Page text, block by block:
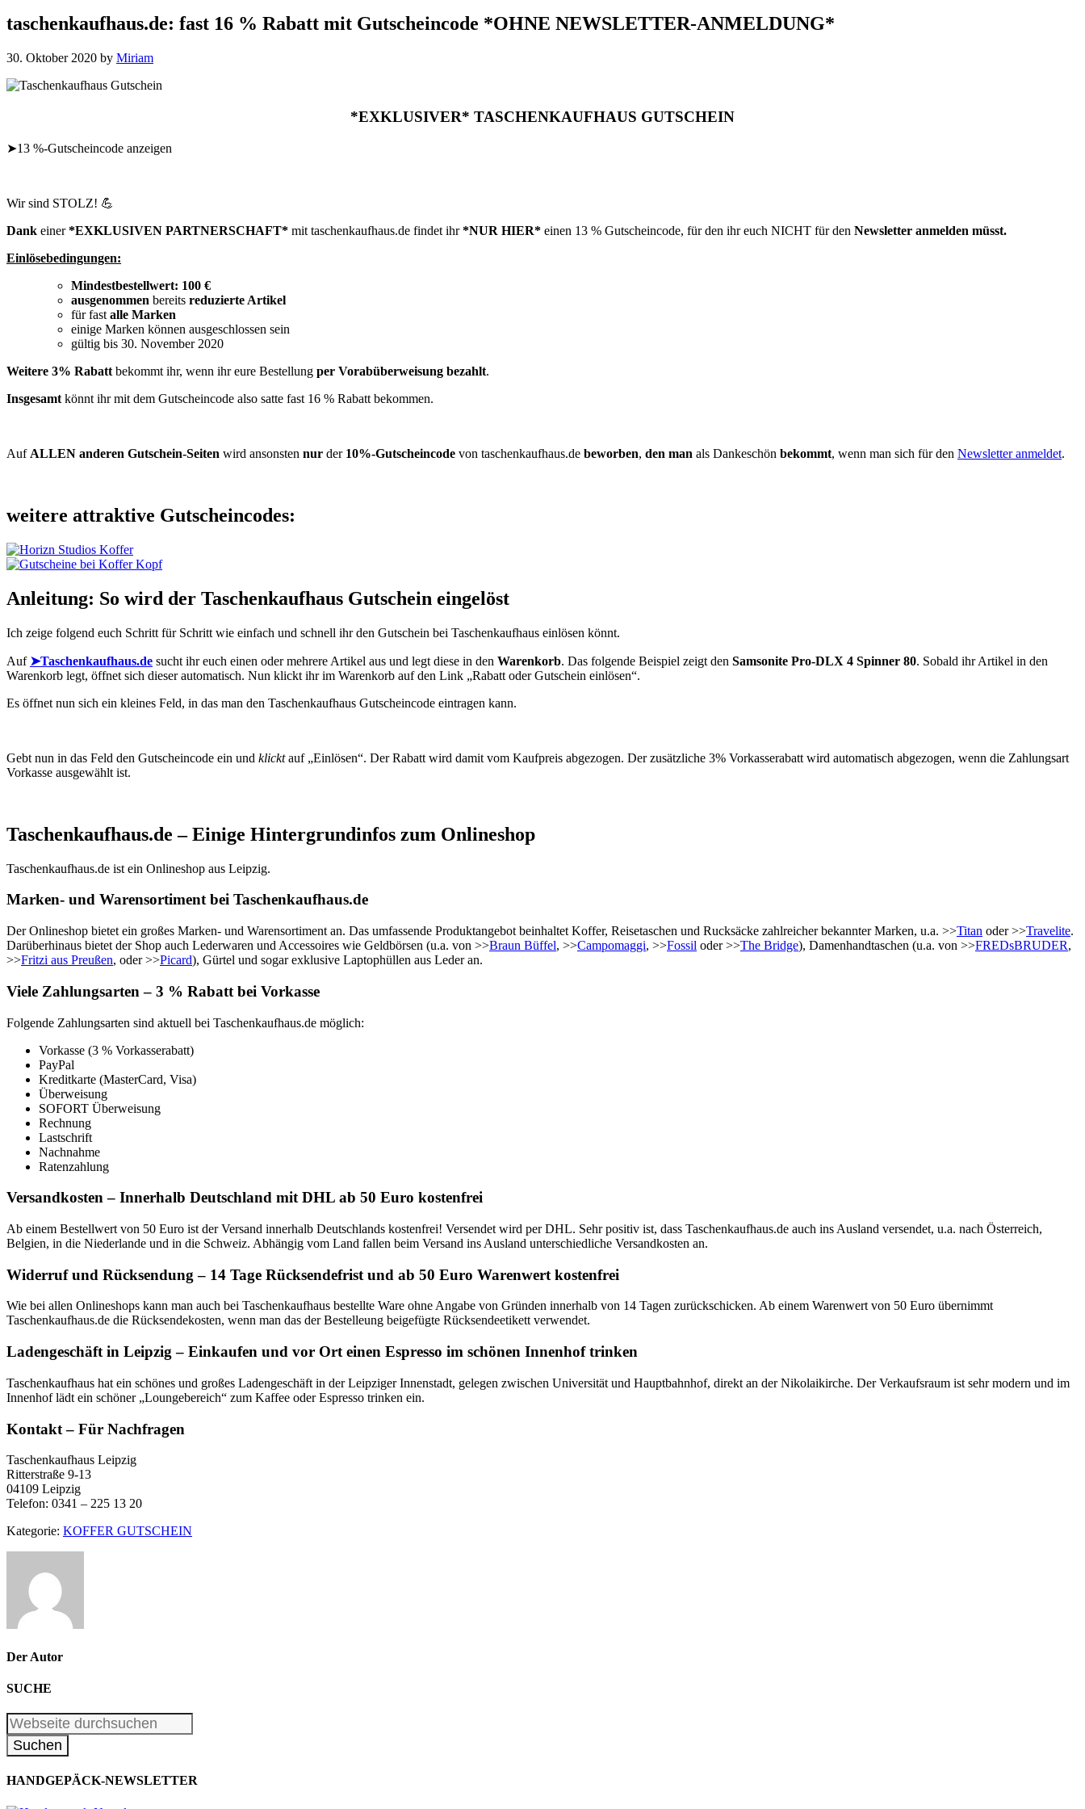
taschenkaufhaus.de: fast 16 % Rabatt mit Gutscheincode *OHNE NEWSLETTER-ANMELDUNG*
30. Oktober 2020 by Miriam
*EXKLUSIVER* TASCHENKAUFHAUS GUTSCHEIN
➤13 %-Gutscheincode anzeigen
Wir sind STOLZ! 💪
Dank einer*EXKLUSIVEN PARTNERSCHAFT* mit taschenkaufhaus.de findet ihr*NUR HIER* einen 13 % Gutscheincode, für den ihr euch NICHT für den Newsletter anmelden müsst.
Einlösebedingungen:
Mindestbestellwert: 100 €
ausgenommen bereits reduzierte Artikel
für fast alle Marken
einige Marken können ausgeschlossen sein
gültig bis 30. November 2020
Weitere 3% Rabatt bekommt ihr, wenn ihr eure Bestellung per Vorabüberweisung bezahlt.
Insgesamt könnt ihr mit dem Gutscheincode also satte fast 16 % Rabatt bekommen.
Auf ALLEN anderen Gutschein-Seiten wird ansonsten nur der 10%-Gutscheincode von taschenkaufhaus.de beworben, den man als Dankeschön bekommt, wenn man sich für den Newsletter anmeldet.
weitere attraktive Gutscheincodes:
Anleitung: So wird der Taschenkaufhaus Gutschein eingelöst
Ich zeige folgend euch Schritt für Schritt wie einfach und schnell ihr den Gutschein bei Taschenkaufhaus einlösen könnt.
Auf ➤Taschenkaufhaus.de sucht ihr euch einen oder mehrere Artikel aus und legt diese in den Warenkorb. Das folgende Beispiel zeigt den Samsonite Pro-DLX 4 Spinner 80. Sobald ihr Artikel in den
Warenkorb legt, öffnet sich dieser automatisch. Nun klickt ihr im Warenkorb auf den Link „Rabatt oder Gutschein einlösen“.
Es öffnet nun sich ein kleines Feld, in das man den Taschenkaufhaus Gutscheincode eintragen kann.
Gebt nun in das Feld den Gutscheincode ein und klicktauf „Einlösen“. Der Rabatt wird damit vom Kaufpreis abgezogen. Der zusätzliche 3% Vorkasserabatt wird automatisch abgezogen, wenn die Zahlungsart
Vorkasse ausgewählt ist.
Taschenkaufhaus.de – Einige Hintergrundinfos zum Onlineshop
Taschenkaufhaus.de ist ein Onlineshop aus Leipzig.
Marken- und Warensortiment bei Taschenkaufhaus.de
Der Onlineshop bietet ein großes Marken- und Warensortiment an. Das umfassende Produktangebot beinhaltet Koffer, Reisetaschen und Rucksäcke zahlreicher bekannter Marken, u.a. >>Titan oder >>Travelite.
Darüberhinaus bietet der Shop auch Lederwaren und Accessoires wie Geldbörsen (u.a. von >>Braun Büffel, >>Campomaggi, >>Fossil oder >>The Bridge), Damenhandtaschen (u.a. von >>FREDsBRUDER,
>>Fritzi aus Preußen, oder >>Picard), Gürtel und sogar exklusive Laptophüllen aus Leder an.
Viele Zahlungsarten – 3 % Rabatt bei Vorkasse
Folgende Zahlungsarten sind aktuell bei Taschenkaufhaus.de möglich:
Vorkasse (3 % Vorkasserabatt)
PayPal
Kreditkarte (MasterCard, Visa)
Überweisung
SOFORT Überweisung
Rechnung
Lastschrift
Nachnahme
Ratenzahlung
Versandkosten – Innerhalb Deutschland mit DHL ab 50 Euro kostenfrei
Ab einem Bestellwert von 50 Euro ist der Versand innerhalb Deutschlands kostenfrei! Versendet wird per DHL. Sehr positiv ist, dass Taschenkaufhaus.de auch ins Ausland versendet, u.a. nach Österreich,
Belgien, in die Niederlande und in die Schweiz. Abhängig vom Land fallen beim Versand ins Ausland unterschiedliche Versandkosten an.
Widerruf und Rücksendung – 14 Tage Rücksendefrist und ab 50 Euro Warenwert kostenfrei
Wie bei allen Onlineshops kann man auch bei Taschenkaufhaus bestellte Ware ohne Angabe von Gründen innerhalb von 14 Tagen zurückschicken. Ab einem Warenwert von 50 Euro übernimmt
Taschenkaufhaus.de die Rücksendekosten, wenn man das der Bestelleung beigefügte Rücksendeetikett verwendet.
Ladengeschäft in Leipzig – Einkaufen und vor Ort einen Espresso im schönen Innenhof trinken
Taschenkaufhaus hat ein schönes und großes Ladengeschäft in der Leipziger Innenstadt, gelegen zwischen Universität und Hauptbahnhof, direkt an der Nikolaikirche. Der Verkaufsraum ist sehr modern und im
Innenhof lädt ein schöner „Loungebereich“ zum Kaffee oder Espresso trinken ein.
Kontakt – Für Nachfragen
Taschenkaufhaus Leipzig
Ritterstraße 9-13
04109 Leipzig
Telefon: 0341 – 225 13 20
Kategorie: KOFFER GUTSCHEIN
Der Autor
SUCHE
HANDGEPÄCK-NEWSLETTER